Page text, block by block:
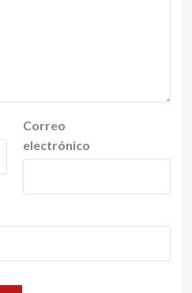
Correo
electrónico